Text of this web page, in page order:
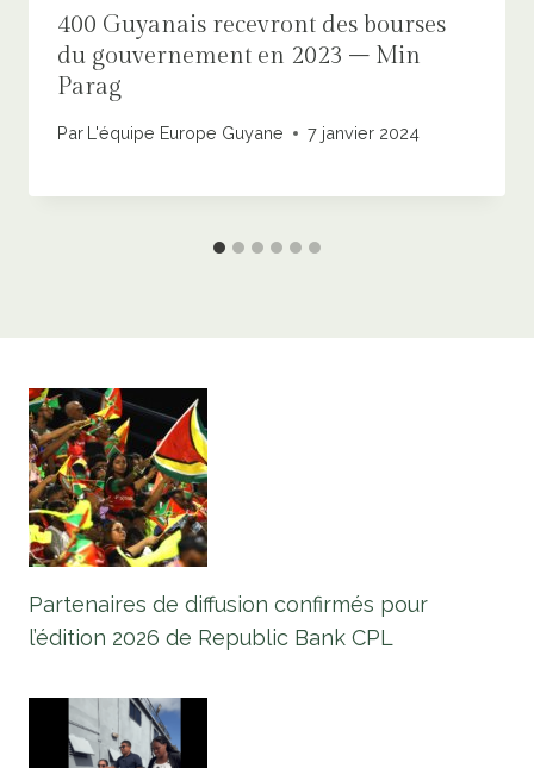
400 Guyanais recevront des bourses
du gouvernement en 2023 – Min
Parag
Par L'équipe Europe Guyane 7 janvier 2024
Partenaires de diffusion confirmés pour
l’édition 2026 de Republic Bank CPL